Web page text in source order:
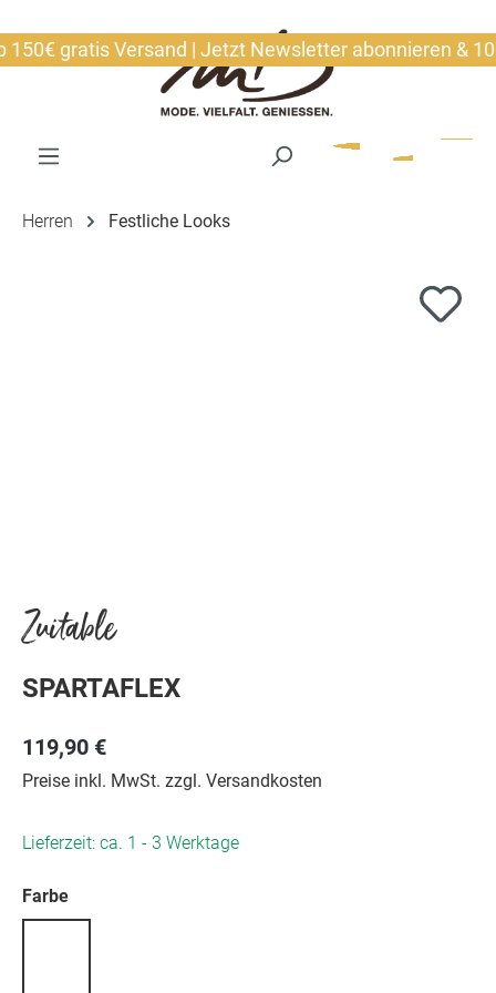
gratis Versand | Jetzt Newsletter abonnieren & 10€
Herren Festliche Looks
Zuitable
SPARTAFLEX
119,90 €
Preise inkl. MwSt. zzgl. Versandkosten
Lieferzeit: ca. 1 - 3 Werktage
Farbeauswählen